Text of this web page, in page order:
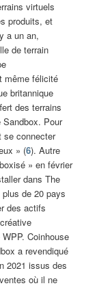
virtuels
produits, et
a un an,
de terrain
même félicité
britannique
des terrains
Sandbox. Pour
se connecter
» (6). Autre
» en février
dans The
de 20 pays
des actifs
Coinhouse
a revendiqué
2021 issus des
où il ne